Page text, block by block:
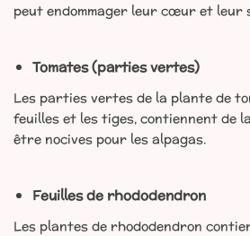
peut endommager leur cœur et leur
Tomates (parties vertes)
Les parties vertes de la plante de
feuilles et les tiges, contiennent de
être nocives pour les alpagas.
Feuilles de rhododendron
Les plantes de rhododendron